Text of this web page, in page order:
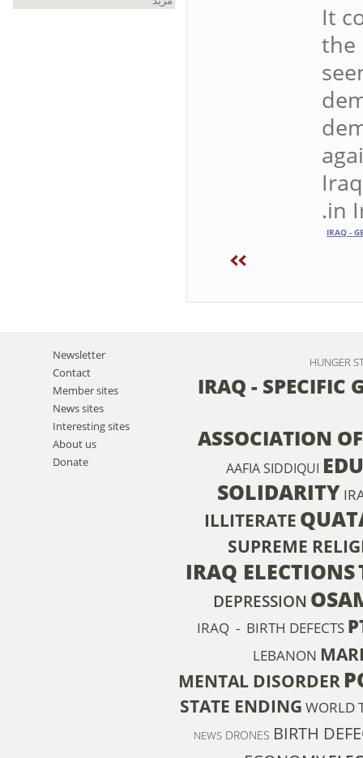
It
the
in
IRAQ -
Newsletter
Contact
Member sites
News sites
Interesting sites
About us
Donate
HUNGER
IRAQ - SPECIFIC
ASSOCIATION
AAFIA SIDDIQUI
SOLIDARITY
ILLITERATE
SUPREME
IRAQ ELECTIONS
DEPRESSION
IRAQ - BIRTH DEFECTS
LEBANON
MENTAL DISORDER
STATE ENDING WORLD
NEWS DRONES BIRTH